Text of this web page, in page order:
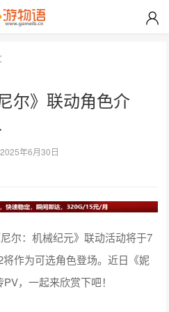
尔》联动角色介
2025年6月30日
尔：机械纪元》联动活动将于7
作为可选角色登场。近日《妮
，一起来欣赏下吧！